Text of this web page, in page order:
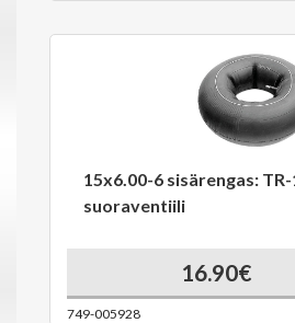
15x6.00-6 sisärengas:
suoraventiili
16.90€
749-005928